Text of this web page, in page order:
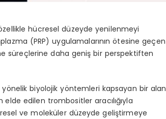
hücresel düzeyde yenilenmeyi
(PRP) uygulamalarının ötesine geçen
süreçlerine daha geniş bir perspektiften
yönelik biyolojik yöntemleri kapsayan bir alan
elde edilen trombositler aracılığıyla
ve moleküler düzeyde geliştirmeye